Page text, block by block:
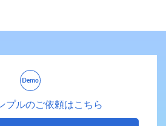
プルのご依頼はこちら